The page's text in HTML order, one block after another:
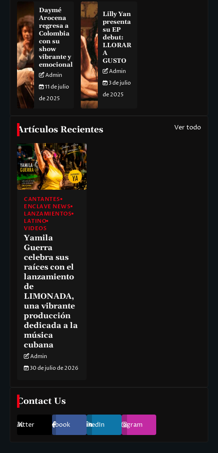
Daymé
Arocena
regresa a
Colombia
con su
show
vibrante y
emocional
Admin
11 de julio
de 2025
Lilly Yan
presenta
su EP
debut:
LLORAR
A
GUSTO
Admin
3 de julio
de 2025
Artículos Recientes Ver todo
CANTANTES
ENCLAVE NEWS
LANZAMIENTOS
LATINO
VIDEOS
Yamila
Guerra
celebra sus
raíces con el
lanzamiento
de
LIMONADA,
una vibrante
producción
dedicada a la
música
cubana
Admin
30 de julio de 2026
Contact Us
Twitter Facebook LinkedIn Instagram